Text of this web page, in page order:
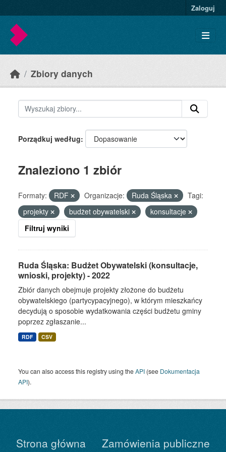
Zaloguj
Zbiory danych
Porządkuj według
Znaleziono 1 zbiór
Formaty: RDF Organizacje: Ruda Śląska
Tagi:
projekty
budżet obywatelski
konsultacje
Filtruj wyniki
Ruda Śląska: Budżet Obywatelski (konsultacje,
wnioski, projekty) - 2022
Zbiór danych obejmuje projekty złożone do budżetu
obywatelskiego (partycypacyjnego), w którym mieszkańcy
decydują o sposobie wydatkowania części budżetu gminy
poprzez zgłaszanie...
RDF CSV
You can also access this registry using theAPI (see Dokumentacja
API).
Strona główna Zamówienia publiczne